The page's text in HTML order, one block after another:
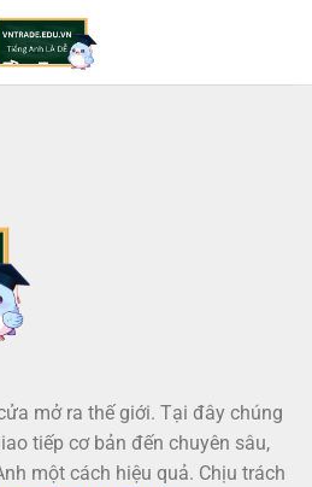
mở ra thế giới. Tại đây chúng
tiếp cơ bản đến chuyên sâu,
một cách hiệu quả. Chịu trách